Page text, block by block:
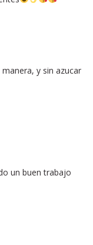
y sin azucar
un buen trabajo